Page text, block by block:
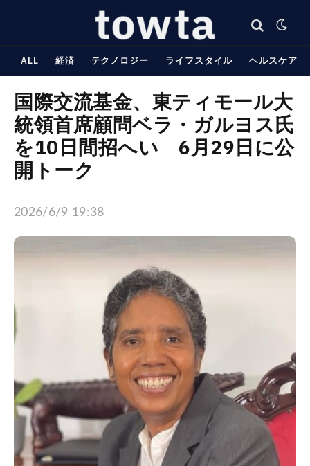
ALL 経済 テクノロジー ライフスタイル ヘルスケア
国際交流基金、東ティモール大
統領首席顧問ベラ・ガルヨス氏
を10日間招へい 6月29日に公
開トーク
2026/6/9 19:38